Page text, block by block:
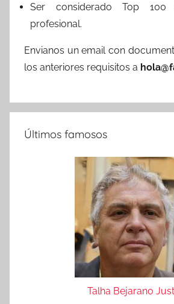
Ser considerado Top
profesional.
Envianos un email con
los anteriores requisitos a
Últimos famosos
Talha Bejarano